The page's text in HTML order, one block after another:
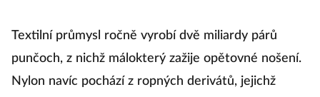
Textilní průmysl ročně vyrobí dvě miliardy párů
punčoch, z nichž málokterý zažije opětovné nošení.
Nylon navíc pochází z ropných derivátů, jejichž